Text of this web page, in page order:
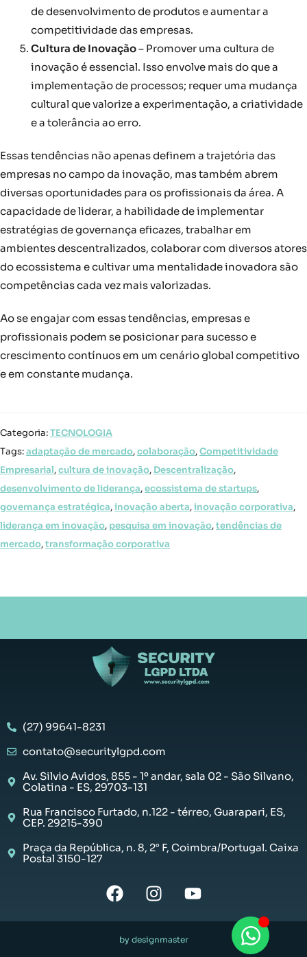
de desenvolvimento de produtos e aumentar a
competitividade das empresas.
Cultura de Inovação– Promover uma cultura de
inovação é essencial. Isso envolve mais do que a
implementação de processos; requer uma mudança
cultural que valorize a experimentação, a criatividade
e a tolerância ao erro.
Essas tendências não apenas definem a trajetória das
empresas no campo da inovação, mas também abrem
diversas oportunidades para os profissionais da área. A
capacidade de liderar, a habilidade de implementar
estratégias de governança eficazes, trabalhar em
ambientes descentralizados, colaborar com diversos atores
do ecossistema e cultivar uma mentalidade inovadora são
competências cada vez mais valorizadas.
Ao se engajar com essas tendências, empresas e
profissionais podem se posicionar para sucesso e
crescimento contínuos em um cenário global competitivo
e em constante mudança.
Categoria:TECNOLOGIA
Tags:adaptação de mercado,colaboração,Competitividade
Empresarial,cultura de inovação, Descentralização,
desenvolvimento de liderança,ecossistema de startups,
governança estratégica,inovação aberta,inovação corporativa,
liderança em inovação, pesquisa em inovação,tendências de
mercado,transformação corporativa
(27) 99641-8231
contato@securitylgpd.com
Av. Silvio Avidos, 855 - 1º andar, sala 02 - São Silvano,
Colatina - ES, 29703-131
Rua Francisco Furtado, n.122 - térreo, Guarapari, ES,
CEP. 29215-390
Praça da República, n. 8, 2° F, Coimbra/Portugal. Caixa
Postal 3150-127
by designmaster